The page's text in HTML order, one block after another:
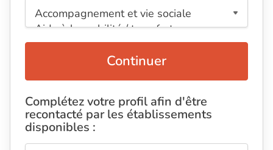
Continuer
Complétez votre profil afin d'être
recontacté par les établissements
disponibles :